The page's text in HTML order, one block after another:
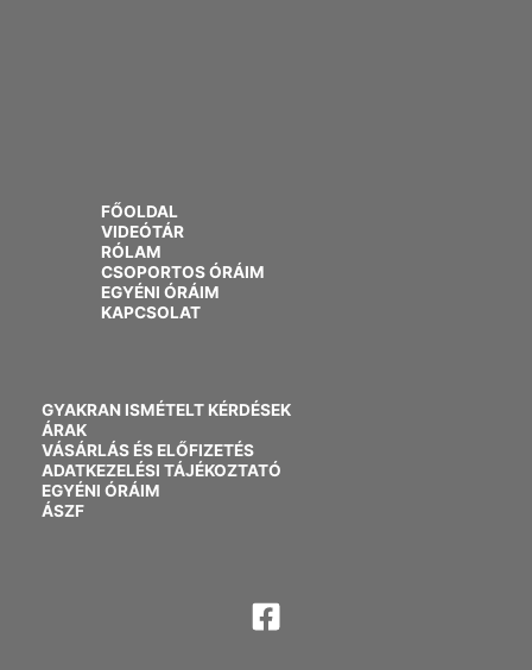
FŐOLDAL
VIDEÓTÁR
RÓLAM
CSOPORTOS ÓRÁIM
EGYÉNI ÓRÁIM
KAPCSOLAT
GYAKRAN ISMÉTELT KÉRDÉSEK
ÁRAK
VÁSÁRLÁS ÉS ELŐFIZETÉS
ADATKEZELÉSI TÁJÉKOZTATÓ
EGYÉNI ÓRÁIM
ÁSZF